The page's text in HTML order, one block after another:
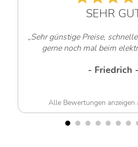
SEHR
„Sehr günstige Preise,
gerne noch mal beim
- Friedrich -
Alle Bewertungen anzeigen